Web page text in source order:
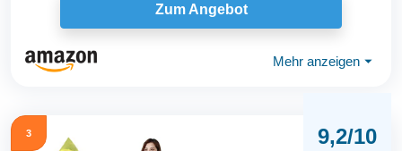
Zum Angebot
Mehr anzeigen ⏷
3 9,2/10